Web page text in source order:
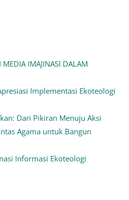
MEDIA IMAJINASI DALAM
Implementasi Ekoteologi
Dari Pikiran Menuju Aksi
Agama untuk Bangun
Informasi Ekoteologi